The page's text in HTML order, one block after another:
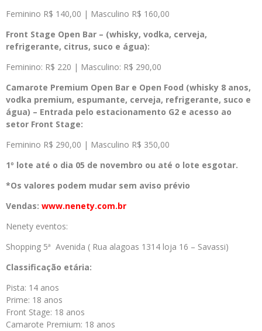
Feminino R$ 140,00 | Masculino R$ 160,00
Front Stage Open Bar – (whisky, vodka, cerveja,
refrigerante, citrus, suco e água):
Feminino: R$ 220 | Masculino: R$ 290,00
Camarote Premium Open Bar e Open Food (whisky 8 anos,
vodka premium, espumante, cerveja, refrigerante, suco e
água) – Entrada pelo estacionamento G2 e acesso ao
setor Front Stage:
Feminino R$ 290,00 | Masculino R$ 350,00
1º lote até o dia 05 de novembro ou até o lote esgotar.
*Os valores podem mudar sem aviso prévio
Vendas: www.nenety.com.br
Nenety eventos:
Shopping 5ª Avenida ( Rua alagoas 1314 loja 16 – Savassi)
Classificação etária:
Pista: 14 anos
Prime: 18 anos
Front Stage: 18 anos
Camarote Premium: 18 anos